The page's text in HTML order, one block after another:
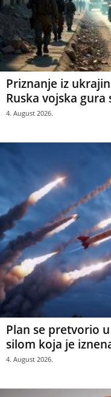
Priznanje iz
Ruska vojska
4. August 2026.
Plan se pretvorio
silom koja je
4. August 2026.